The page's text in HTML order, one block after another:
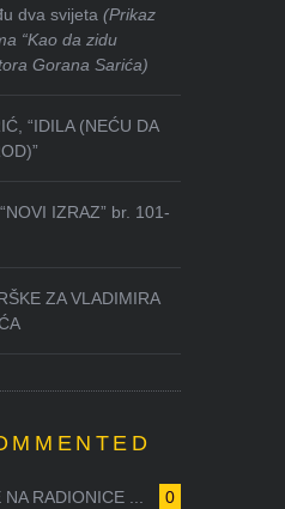
dva svijeta(Prikaz
“Kao da zidu
Gorana Sarića)
“IDILA (NEĆU DA
IZRAZ” br. 101-
ZA VLADIMIRA
0
RADIONICE ...